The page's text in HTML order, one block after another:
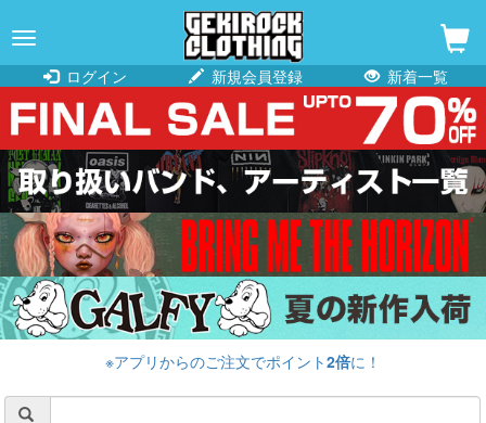
navigation
ログイン
新規会員登録 新着一覧
※アプリからのご注文でポイント2倍に！